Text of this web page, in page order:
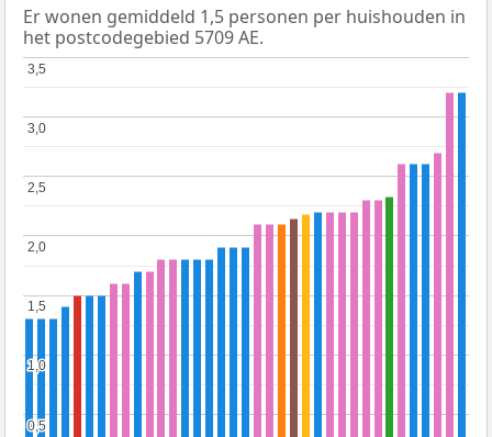
Er wonen gemiddeld 1,5 personen per huishouden in
het postcodegebied 5709 AE.
0,5
0,5
1,0
1,0
1,5
1,5
2,0
2,0
2,5
2,5
3,0
3,0
3,5
3,5